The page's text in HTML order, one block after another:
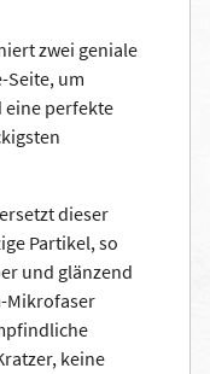
zwei geniale
Seite, um
eine perfekte
dieser
Partikel, so
und glänzend
Mikrofaser
keine